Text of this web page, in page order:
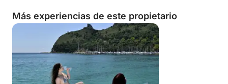
Más experiencias de este propietario